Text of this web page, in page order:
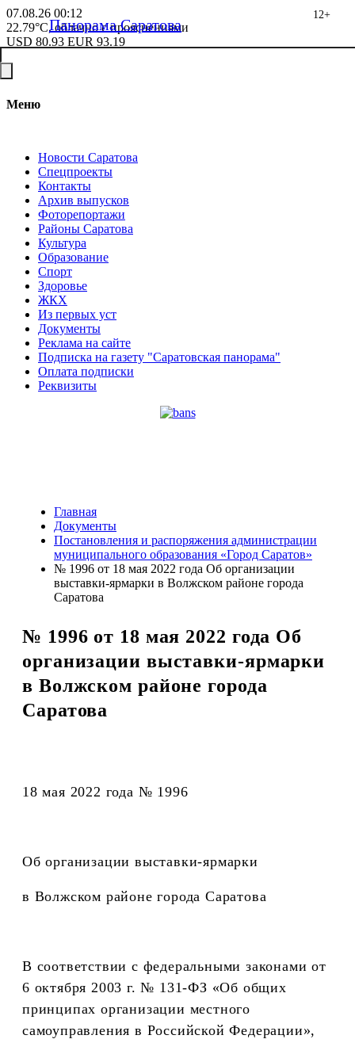
07.08.26 00:12
22.79°C, облачно с прояснениями
USD 80.93 EUR 93.19
Меню
Новости Саратова
Спецпроекты
Контакты
Архив выпусков
Фоторепортажи
Районы Саратова
Культура
Образование
Спорт
Здоровье
ЖКХ
Из пеpвых уст
Документы
Реклама на сайте
Подписка на газету "Саратовская панорама"
Оплата подписки
Реквизиты
Панорама Саратова
12+
Главная
Документы
Постановления и распоряжения администрации
муниципального образования «Город Саратов»
№ 1996 от 18 мая 2022 года Об организации
выставки-ярмарки в Волжском районе города
Саратова
№ 1996 от 18 мая 2022 года Об
организации выставки-ярмарки
в Волжском районе города
Саратова
18 мая 2022 года № 1996
Об организации выставки-ярмарки
в Волжском районе города Саратова
В соответствии с федеральными законами от
6 октября 2003 г. № 131-ФЗ «Об общих
принципах организации местного
самоуправления в Российской Федерации»,